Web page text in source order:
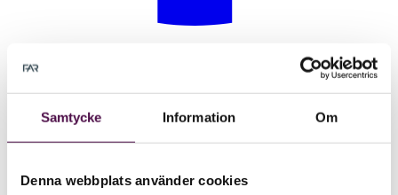
Samtycke Information Om
Denna webbplats använder cookies